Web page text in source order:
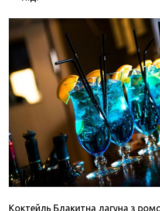
Коктейль Блакитна лагуна з